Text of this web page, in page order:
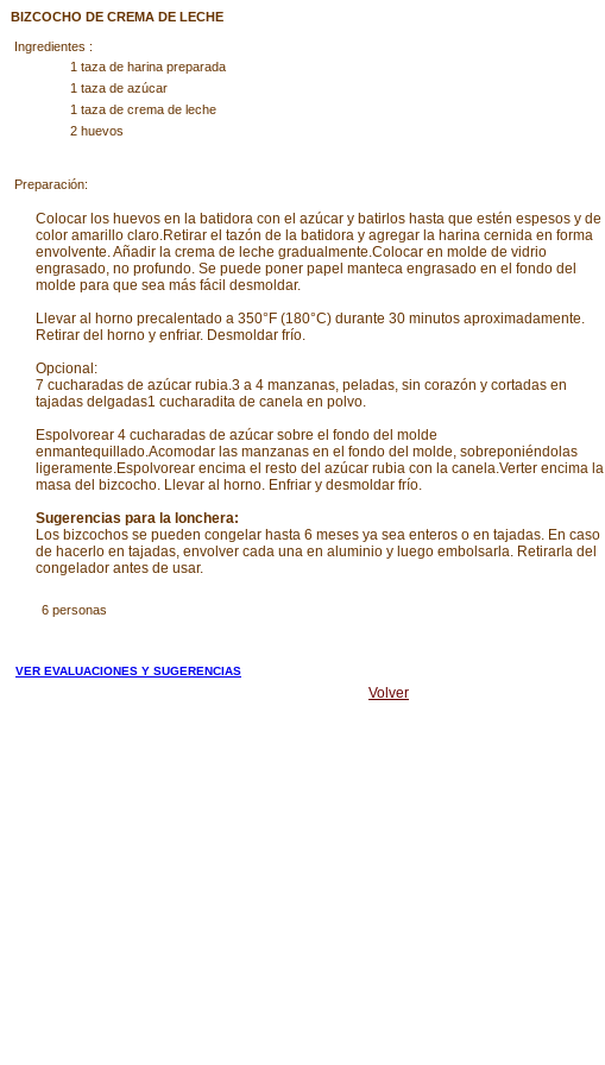
BIZCOCHO DE CREMA DE LECHE
Ingredientes :
1 taza de harina preparada
1 taza de azúcar
1 taza de crema de leche
2 huevos
Preparación:
Colocar los huevos en la batidora con el azúcar y batirlos hasta que estén espesos y de
color amarillo claro.Retirar el tazón de la batidora y agregar la harina cernida en forma
envolvente. Añadir la crema de leche gradualmente.Colocar en molde de vidrio
engrasado, no profundo. Se puede poner papel manteca engrasado en el fondo del
molde para que sea más fácil desmoldar.
Llevar al horno precalentado a 350°F (180°C) durante 30 minutos aproximadamente.
Retirar del horno y enfriar. Desmoldar frío.
Opcional:
7 cucharadas de azúcar rubia.3 a 4 manzanas, peladas, sin corazón y cortadas en
tajadas delgadas1 cucharadita de canela en polvo.
Espolvorear 4 cucharadas de azúcar sobre el fondo del molde
enmantequillado.Acomodar las manzanas en el fondo del molde, sobreponiéndolas
ligeramente.Espolvorear encima el resto del azúcar rubia con la canela.Verter encima la
masa del bizcocho. Llevar al horno. Enfriar y desmoldar frío.
Sugerencias para la lonchera:
Los bizcochos se pueden congelar hasta 6 meses ya sea enteros o en tajadas. En caso
de hacerlo en tajadas, envolver cada una en aluminio y luego embolsarla. Retirarla del
congelador antes de usar.
6 personas
VER EVALUACIONES Y SUGERENCIAS
Volver